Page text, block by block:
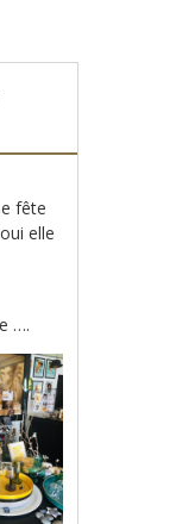
fête
elle
….